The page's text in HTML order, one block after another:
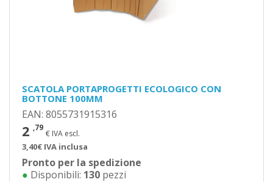
SCATOLA PORTAPROGETTI ECOLOGICO CON
BOTTONE 100MM
EAN: 8055731915316
2 ,79
€ IVA escl.
3,40€ IVA inclusa
Pronto per la spedizione
● Disponibili: 130 pezzi